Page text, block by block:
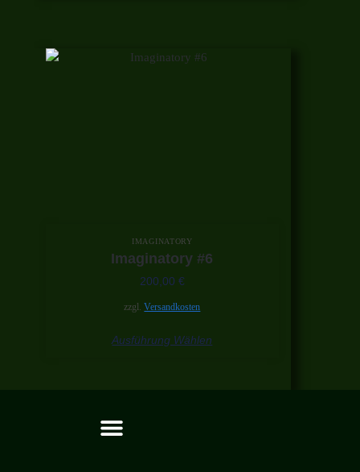
IMAGINATORY
Imaginatory #6
200,00 €
zzgl.Versandkosten
Ausführung Wählen